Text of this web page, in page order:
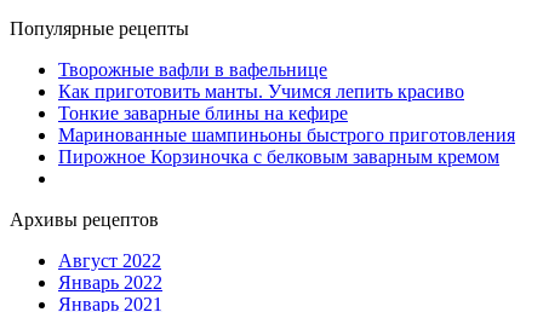
Популярные рецепты
Творожные вафли в вафельнице
Как приготовить манты. Учимся лепить красиво
Тонкие заварные блины на кефире
Маринованные шампиньоны быстрого приготовления
Пирожное Корзиночка с белковым заварным кремом
Архивы рецептов
Август 2022
Январь 2022
Январь 2021